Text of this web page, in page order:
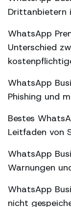
Drittanbietern
WhatsApp
Unterschied
WhatsApp
Phishing und
Bestes
Leitfaden von
WhatsApp
Warnungen
WhatsApp
nicht